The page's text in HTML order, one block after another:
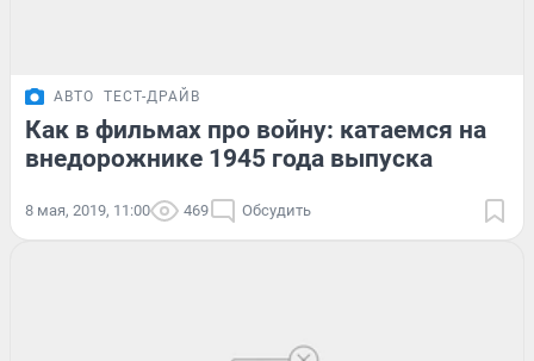
АВТО ТЕСТ-ДРАЙВ
Как в фильмах про войну: катаемся на
внедорожнике 1945 года выпуска
8 мая, 2019, 11:00 469 Обсудить